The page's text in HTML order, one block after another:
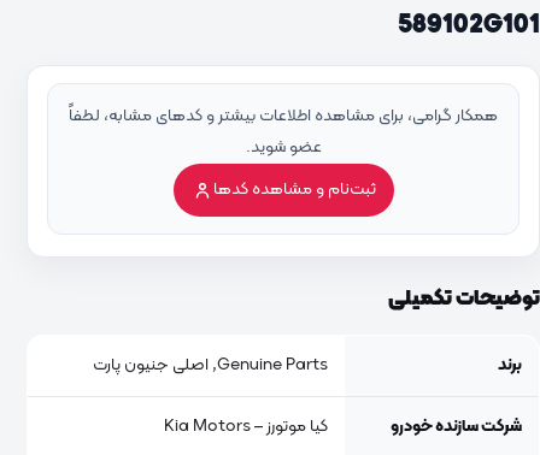
589102G101
همکار گرامی، برای مشاهده اطلاعات بیشتر و کدهای مشابه، لطفاً
عضو شوید.
ثبت‌نام و مشاهده کدها
توضیحات تکمیلی
برند Genuine Parts, اصلی جنیون پارت
شرکت سازنده خودرو کیا موتورز – Kia Motors